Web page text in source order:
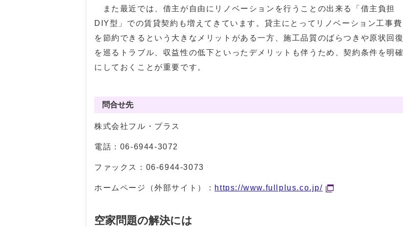
また最近では、借主が自由にリノベーションを行うことの出来る「借主負担
DIY型」での賃貸契約も増えてきています。貸主にとってリノベーション工事費
を節約できるという大きなメリットがある一方、施工品質のばらつきや原状回復
を巡るトラブル、収益性の低下といったデメリットも伴うため、契約条件を明確
にしておくことが重要です。
問合せ先
株式会社フル・プラス
電話： 06-6944-3072
ファックス： 06-6944-3073
ホームページ（外部サイト）： https://www.fullplus.co.jp/
空家問題の解決には